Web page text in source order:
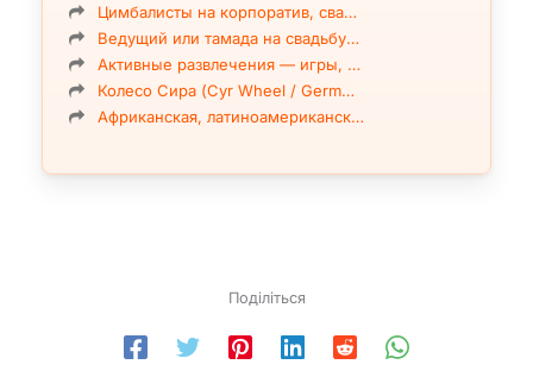
Цимбалисты на корпоратив, сва…
Ведущий или тамада на свадьбу…
Активные развлечения — игры, …
Колесо Сира (Cyr Wheel / Germ…
Африканская, латиноамериканск…
Поділіться